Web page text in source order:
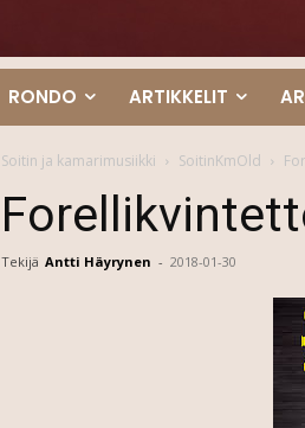
RONDO ARTIKKELIT
Soitin ja kamarimusiikki SoitinKmOld
Tekijä Antti Häyrynen - 2018-01-30